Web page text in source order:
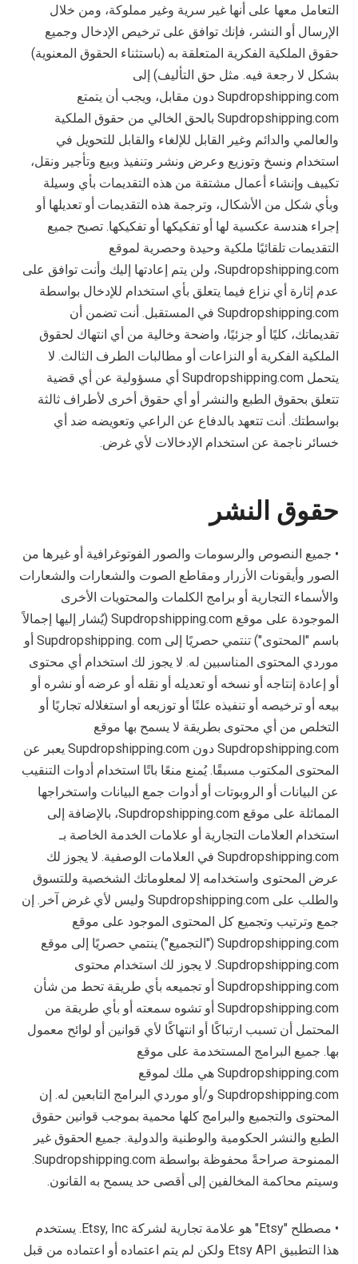
التعامل معها على أنها غير سرية وغير مملوكة، ومن خلال
الإرسال أو النشر، فإنك توافق على ترخيص الإدخال وجميع
حقوق الملكية الفكرية المتعلقة به (باستثناء الحقوق المعنوية)
بشكل لا رجعة فيه. مثل حق التأليف) إلى
Supdropshipping.com دون مقابل، ويجب أن يتمتع
Supdropshipping.com بالحق الخالي من حقوق الملكية
والعالمي والدائم وغير القابل للإلغاء والقابل للتحويل في
استخدام ونسخ وتوزيع وعرض ونشر وتنفيذ وبيع وتأجير ونقل،
تكييف وإنشاء أعمال مشتقة من هذه التقديمات بأي وسيلة
وبأي شكل من الأشكال، وترجمة هذه التقديمات أو تعديلها أو
إجراء هندسة عكسية لها أو تفكيكها أو تفكيكها. تصبح جميع
التقديمات تلقائيًا ملكية وحيدة وحصرية لموقع
Supdropshipping.com، ولن يتم إعادتها إليك وأنت توافق على
عدم إثارة أي نزاع فيما يتعلق بأي استخدام للإدخال بواسطة
Supdropshipping.com في المستقبل. أنت تضمن أن
تقديماتك، كليًا أو جزئيًا، واضحة وخالية من أي انتهاك لحقوق
الملكية الفكرية أو النزاعات أو مطالبات الطرف الثالث. لا
يتحمل Supdropshipping.com أي مسؤولية عن أي قضية
تتعلق بحقوق الطبع والنشر أو أي حقوق أخرى لأطراف ثالثة
بواسطتك. أنت تتعهد بالدفاع عن الراعي وتعويضه ضد أي
خسائر ناجمة عن استخدام الإدخالات لأي غرض.
حقوق النشر
• جميع النصوص والرسومات والصور الفوتوغرافية أو غيرها من
الصور وأيقونات الأزرار ومقاطع الصوت والشعارات والشعارات
والأسماء التجارية أو برامج الكلمات والمحتويات الأخرى
الموجودة على موقع Supdropshipping.com (يُشار إليها إجمالاً
باسم "المحتوى") تنتمي حصريًا إلى Supdropshipping. com أو
موردي المحتوى المناسبين له. لا يجوز لك استخدام أي محتوى
أو إعادة إنتاجه أو نسخه أو تعديله أو نقله أو عرضه أو نشره أو
بيعه أو ترخيصه أو تنفيذه علنًا أو توزيعه أو استغلاله تجاريًا أو
التخلص من أي محتوى بطريقة لا يسمح بها موقع
Supdropshipping.com دون Supdropshipping.com يعبر عن
المحتوى المكتوب مسبقًا. يُمنع منعًا باتًا استخدام أدوات التنقيب
عن البيانات أو الروبوتات أو أدوات جمع البيانات واستخراجها
المماثلة على موقع Supdropshipping.com، بالإضافة إلى
استخدام العلامات التجارية أو علامات الخدمة الخاصة بـ
Supdropshipping.com في العلامات الوصفية. لا يجوز لك
عرض المحتوى واستخدامه إلا لمعلوماتك الشخصية وللتسوق
والطلب على Supdropshipping.com وليس لأي غرض آخر. إن
جمع وترتيب وتجميع كل المحتوى الموجود على موقع
Supdropshipping.com ("التجميع") ينتمي حصريًا إلى موقع
Supdropshipping.com. لا يجوز لك استخدام محتوى
Supdropshipping.com أو تجميعه بأي طريقة تحط من شأن
Supdropshipping.com أو تشوه سمعته أو بأي طريقة من
المحتمل أن تسبب ارتباكًا أو انتهاكًا لأي قوانين أو لوائح معمول
بها. جميع البرامج المستخدمة على موقع
Supdropshipping.com هي ملك لموقع
Supdropshipping.com و/أو موردي البرامج التابعين له. إن
المحتوى والتجميع والبرامج كلها محمية بموجب قوانين حقوق
الطبع والنشر الحكومية والوطنية والدولية. جميع الحقوق غير
الممنوحة صراحةً محفوظة بواسطة Supdropshipping.com.
وسيتم محاكمة المخالفين إلى أقصى حد يسمح به القانون.
• مصطلح "Etsy" هو علامة تجارية لشركة Etsy, Inc. يستخدم
هذا التطبيق Etsy API ولكن لم يتم اعتماده أو اعتماده من قبل